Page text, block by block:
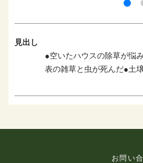
見出し
●空いたハウスの除草が悩
表の雑草と虫が死んだ●土
お問い